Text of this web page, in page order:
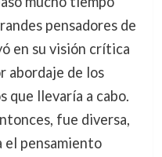
pensadores de
en su visión crítica
abordaje de los
llevaría a cabo.
fue diversa,
el pensamiento